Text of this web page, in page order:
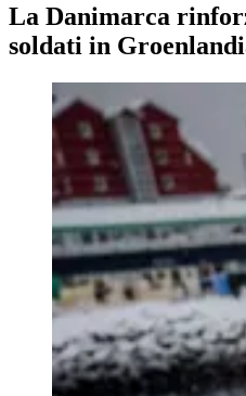
La Danimarca
soldati in